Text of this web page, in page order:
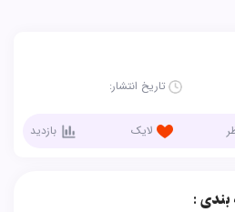
تاریخ انتشار:
لایک بازدید
بندی :